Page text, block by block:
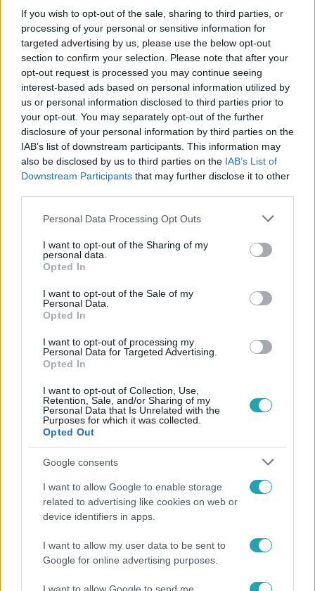
If you wish to opt-out of the sale, sharing to third parties, or
processing of your personal or sensitive information for
targeted advertising by us, please use the below opt-out
section to confirm your selection. Please note that after your
opt-out request is processed you may continue seeing
interest-based ads based on personal information utilized by
us or personal information disclosed to third parties prior to
your opt-out. You may separately opt-out of the further
disclosure of your personal information by third parties on the
IAB’s list of downstream participants. This information may
also be disclosed by us to third parties on the IAB’s List of
Downstream Participants that may further disclose it to other
Please note that this website/app uses one or more Google
not limited to your visit or usage behaviour. You may click to
grant or deny consent to Google and its third-party tags to
use your data for below specified purposes in below Google
consent section.
Personal Data Processing Opt Outs
I want to opt-out of the Sharing of my
personal data.
Opted In
I want to opt-out of the Sale of my
Personal Data.
Opted In
I want to opt-out of processing my
Personal Data for Targeted Advertising.
Opted In
I want to opt-out of Collection, Use,
Retention, Sale, and/or Sharing of my
Personal Data that Is Unrelated with the
Purposes for which it was collected.
Opted Out
Google consents
I want to allow Google to enable storage
related to advertising like cookies on web or
device identifiers in apps.
I want to allow my user data to be sent to
Google for online advertising purposes.
Követem
KARAMBOL BALESET-BŰNÜGY
Népszerű